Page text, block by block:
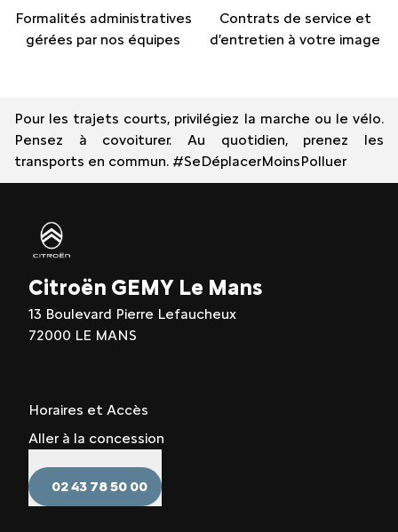
Formalités administratives
gérées par nos équipes
Contrats de service et
d’entretien à votre image
Pour les trajets courts, privilégiez la marche ou le vélo.
Pensez à covoiturer. Au quotidien, prenez les
transports en commun. #SeDéplacerMoinsPolluer
Citroën GEMY Le Mans
13 Boulevard Pierre Lefaucheux
72000 LE MANS
Horaires et Accès
Aller à la concession
02 43 78 50 00